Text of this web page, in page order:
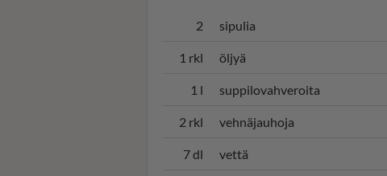
2 sipulia
1 rkl öljyä
1 l suppilovahveroita
2 rkl vehnäjauhoja
7 dl vettä